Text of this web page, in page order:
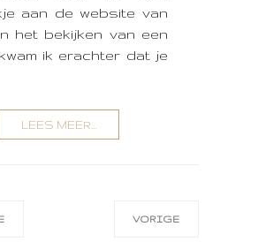
aan de website van
het bekijken van een
ik erachter dat je
LEES MEER...
VORIGE